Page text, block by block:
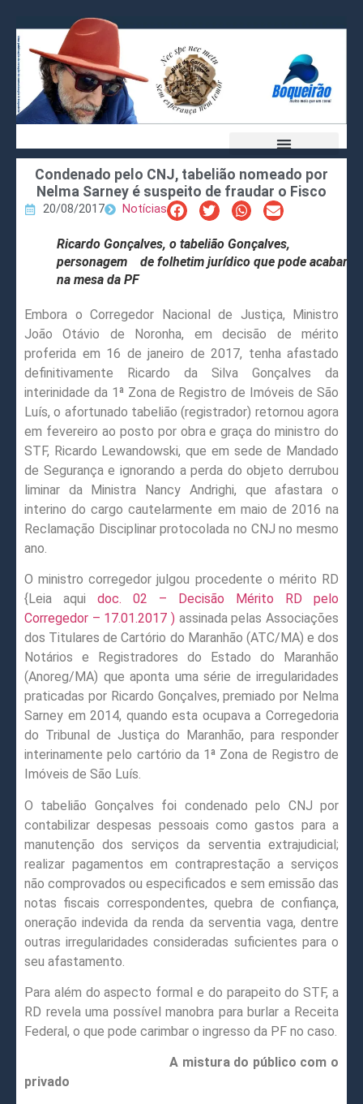
Condenado pelo CNJ, tabelião nomeado por
Nelma Sarney é suspeito de fraudar o Fisco
20/08/2017 Notícias
Ricardo Gonçalves, o tabelião Gonçalves,
personagem de folhetim jurídico que pode acabar
na mesa da PF
Embora o Corregedor Nacional de Justiça, Ministro
João Otávio de Noronha, em decisão de mérito
proferida em 16 de janeiro de 2017, tenha afastado
definitivamente Ricardo da Silva Gonçalves da
interinidade da 1ª Zona de Registro de Imóveis de São
Luís, o afortunado tabelião (registrador) retornou agora
em fevereiro ao posto por obra e graça do ministro do
STF, Ricardo Lewandowski, que em sede de Mandado
de Segurança e ignorando a perda do objeto derrubou
liminar da Ministra Nancy Andrighi, que afastara o
interino do cargo cautelarmente em maio de 2016 na
Reclamação Disciplinar protocolada no CNJ no mesmo
ano.
O ministro corregedor julgou procedente o mérito RD
{Leia aqui doc. 02 – Decisão Mérito RD pelo
Corregedor – 17.01.2017 ) assinada pelas Associações
dos Titulares de Cartório do Maranhão (ATC/MA) e dos
Notários e Registradores do Estado do Maranhão
(Anoreg/MA) que aponta uma série de irregularidades
praticadas por Ricardo Gonçalves, premiado por Nelma
Sarney em 2014, quando esta ocupava a Corregedoria
do Tribunal de Justiça do Maranhão, para responder
interinamente pelo cartório da 1ª Zona de Registro de
Imóveis de São Luís.
O tabelião Gonçalves foi condenado pelo CNJ por
contabilizar despesas pessoais como gastos para a
manutenção dos serviços da serventia extrajudicial;
realizar pagamentos em contraprestação a serviços
não comprovados ou especificados e sem emissão das
notas fiscais correspondentes, quebra de confiança,
oneração indevida da renda da serventia vaga, dentre
outras irregularidades consideradas suficientes para o
seu afastamento.
Para além do aspecto formal e do parapeito do STF, a
RD revela uma possível manobra para burlar a Receita
Federal, o que pode carimbar o ingresso da PF no caso.
A mistura do público com o
privado